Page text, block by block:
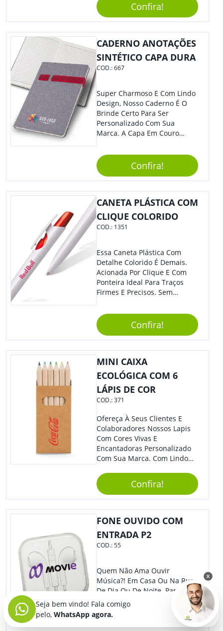
Caneta. Elaborado A Partir De
Material Reciclado, O Brinde
Também É Prático, Tornando-
Se Assim Excelente Para Uso
Cotidiano. Perfeito, Não É?!
Confira!
CADERNO ANOTAÇÕES
SINTÉTICO CAPA DURA
COD.:667
Super Charmoso E Com Lindo
Design, Nosso Caderno É O
Brinde Certo Para Ser
Personalizado Com Sua
Marca. A Capa Em Couro
Elástico Permite Maior
Segurança Ao Carregá-Lo.
Ofereça A Seus Clientes E
Colaboradores, Sem Dúvidas
Eles Irão Adorar.
Confira!
CANETA PLÁSTICA COM
CLIQUE COLORIDO
COD.: 1351
Essa Caneta Plástica Com
Detalhe Colorido É Demais.
Acionada Por Clique E Com
Ponteira Ideal Para Traços
Firmes E Precisos. Sem
Brinde Para Representar Sua
Marca. Dimensões: 1.6 Cm X
13.7 Cm X 1.6 Cm
Confira!
MINI CAIXA
ECOLÓGICA COM 6
LÁPIS DE COR
COD.:371
Ofereça À Seus Clientes E
Colaboradores Nossos Lapis
Com Cores Vivas E
Encantadoras Personalizado
Com Sua Marca. Com Lindo
Para Diversas Ocasiões.
Perfeito, Não É?!
Confira!
FONE OUVIDO COM
ENTRADA P2
COD.:55
Quem Não Ama Ouvir
Música?! Em Casa Ou Na Rua,
De Dia Ou De Noite. Para Isso,
Nada Melhor Do Que Nosso
Incrível Fone De Ouvido.
Super Confortável, Com Som
Seja bem vindo! Fala comigo
pelo, WhatsApp agora.